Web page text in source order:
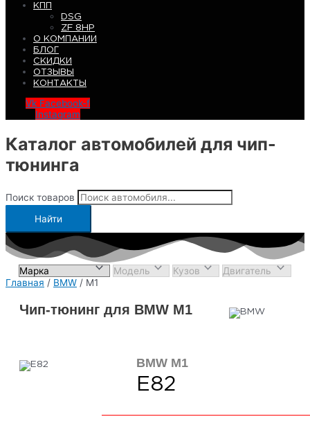
КПП
DSG
ZF 8HP
О КОМПАНИИ
БЛОГ
СКИДКИ
ОТЗЫВЫ
КОНТАКТЫ
Vk Facebook-f
Instagram
Каталог автомобилей для чип-
тюнинга
Поиск товаров
Найти
Главная / BMW / M1
Чип-тюнинг для BMW M1
BMW M1
E82